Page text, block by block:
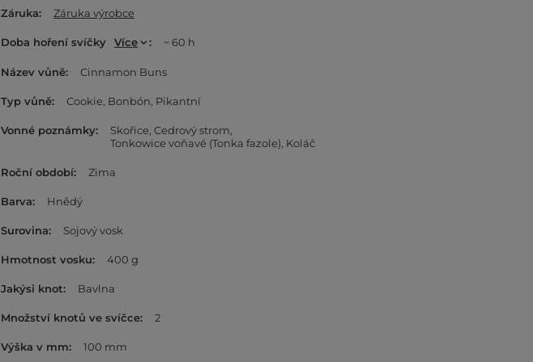
Záruka Záruka výrobce
Doba hoření svíčky Více ~ 60 h
Název vůně Cinnamon Buns
Typ vůně Cookie Bonbón Pikantní
Vonné poznámky Skořice Cedrový strom
Tonkowice voňavé (Tonka fazole) Koláč
Roční období Zima
Barva Hnědý
Surovina Sojový vosk
Hmotnost vosku 400 g
Jakýsi knot Bavlna
Množství knotů ve svíčce 2
Výška v mm 100 mm